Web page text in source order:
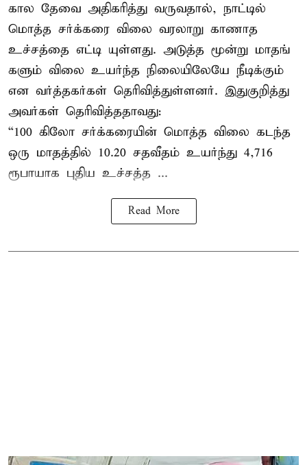
கால தேவை அதிகரித்து வருவதால், நாட்டில்
மொத்த சர்க்கரை விலை வரலாறு காணாத
உச்சத்தை எட்டி யுள்ளது. அடுத்த மூன்று மாதங்
களும் விலை உயர்ந்த நிலையிலேயே நீடிக்கும்
என வர்த்தகர்கள் தெரிவித்துள்ளனர். இதுகுறித்து
அவர்கள் தெரிவித்ததாவது:
“100 கிலோ சர்க்கரையின் மொத்த விலை கடந்த
ஒரு மாதத்தில் 10.20 சதவீதம் உயர்ந்து 4,716
ரூபாயாக புதிய உச்சத்த ...
Read More